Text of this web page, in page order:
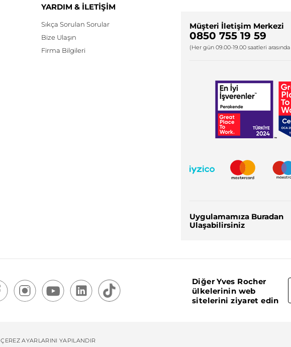
YARDIM & İLETİŞİM
Sıkça Sorulan Sorular
Bize Ulaşın
Firma Bilgileri
Müşteri İletişim Merkezi
0850 755 19 59
(Her gün 09.00-19.00 saatleri
Uygulamamıza Buradan
Ulaşabilirsiniz
Diğer Yves Rocher
ülkelerinin web
sitelerini ziyaret edin
ÇEREZ AYARLARINI YAPILANDIR